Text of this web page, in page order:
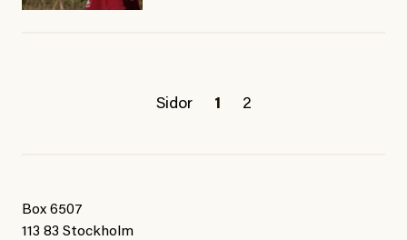
Sidor 1 2
Box 6507
113 83 Stockholm